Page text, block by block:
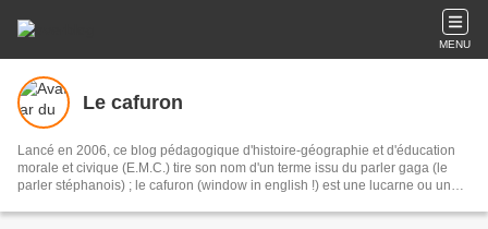
MENU
Le cafuron
Lancé en 2006, ce blog pédagogique d'histoire-géographie et d'éducation
morale et civique (E.M.C.) tire son nom d'un terme issu du parler gaga (le
parler stéphanois) ; le cafuron (window in english !) est une lucarne ou un
lycée Jacob Holtzer (Firminy- Loire) qu'à un public plus large. Bonne visite !